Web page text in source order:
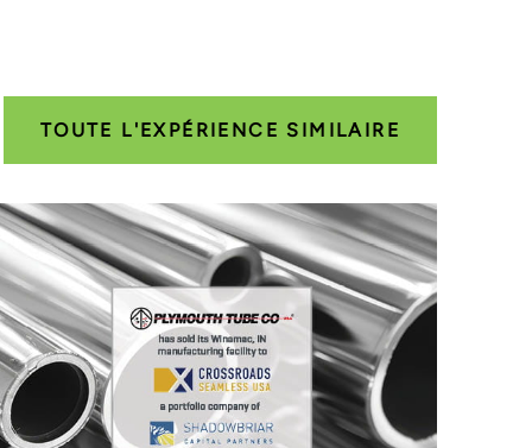
TOUTE L'EXPÉRIENCE SIMILAIRE